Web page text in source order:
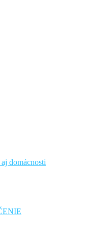
domácnosti